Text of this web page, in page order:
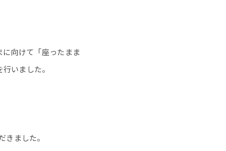
向けて「座ったまま
いました。
ました。